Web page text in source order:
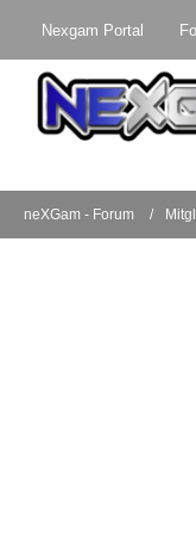
Nexgam Portal
neXGam - Forum